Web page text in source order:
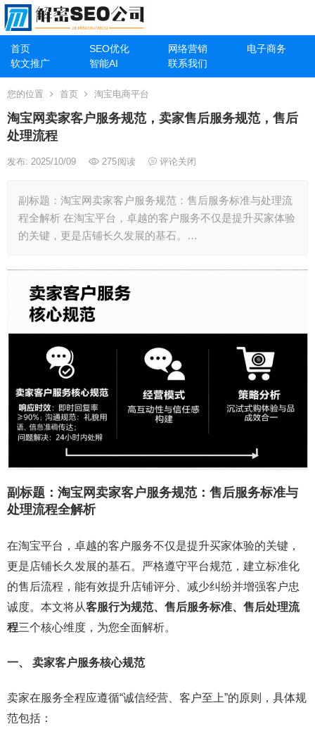
首页 SEO优化 网络营销
电子商务
软文推广
智能AI 联系我们
您的位置 首页 淘宝电商平台
淘宝网卖家客户服务规范，卖家售后服务规范，售后
处理流程
发布: 2025/10/09 275阅读 评论关闭
副标题：淘宝网卖家客户服务规范：售后服务标准与处理流
程全解析 在淘宝平台，卓越的客户服务不仅是提升买家体验
的关键，更是店铺长久发展的基石。…
副标题： 淘宝网卖家客户服务规范：售后服务标准与
处理流程全解析
在淘宝平台，卓越的客户服务不仅是提升买家体验的关键，
更是店铺长久发展的基石。严格遵守平台规范，建立标准化
的售后流程，能有效提升店铺评分、减少纠纷并增强客户忠
诚度。本文将从客服行为规范、售后服务标准、售后处理流
程三个核心维度，为您全面解析。
一、 卖家客户服务核心规范
卖家在服务全程应遵循“诚信经营、客户至上”的原则，具体规
范包括：